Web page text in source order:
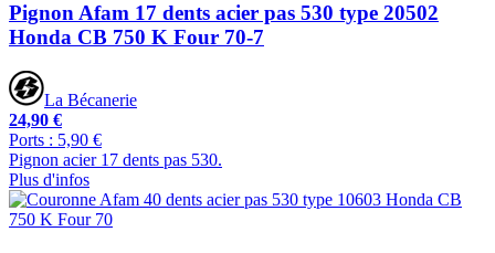
Pignon Afam 17 dents acier pas 530 type 20502
Honda CB 750 K Four 70-7
La Bécanerie
24,90 €
Ports : 5,90 €
Pignon acier 17 dents pas 530.
Plus d'infos